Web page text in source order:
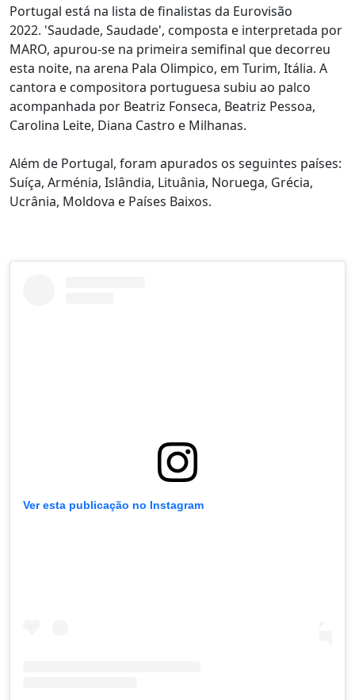
Portugal está na lista de finalistas da Eurovisão
2022. 'Saudade, Saudade', composta e interpretada por
MARO, apurou-se na primeira semifinal que decorreu
esta noite, na arena Pala Olimpico, em Turim, Itália. A
cantora e compositora portuguesa subiu ao palco
acompanhada por Beatriz Fonseca, Beatriz Pessoa,
Carolina Leite, Diana Castro e Milhanas.
Além de Portugal, foram apurados os seguintes países:
Suíça, Arménia, Islândia, Lituânia, Noruega, Grécia,
Ucrânia, Moldova e Países Baixos.
Ver esta publicação no Instagram